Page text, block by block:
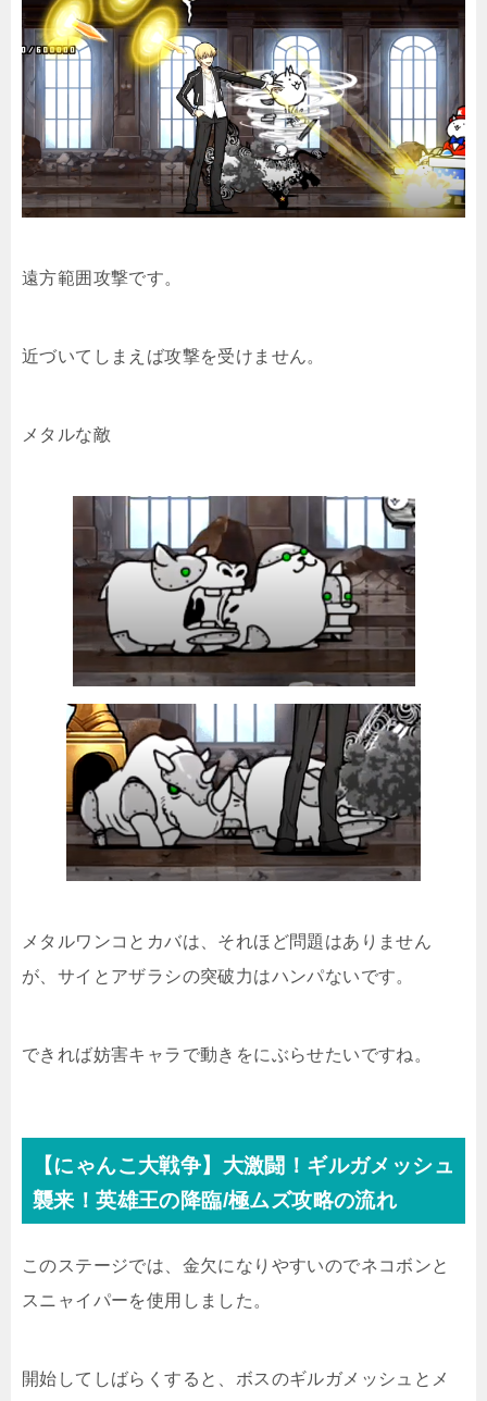
遠方範囲攻撃です。
近づいてしまえば攻撃を受けません。
メタルな敵
メタルワンコとカバは、それほど問題はありません
が、サイとアザラシの突破力はハンパないです。
できれば妨害キャラで動きをにぶらせたいですね。
【にゃんこ大戦争】大激闘！ギルガメッシュ
襲来！英雄王の降臨/極ムズ攻略の流れ
このステージでは、金欠になりやすいのでネコボンと
スニャイパーを使用しました。
開始してしばらくすると、ボスのギルガメッシュとメ